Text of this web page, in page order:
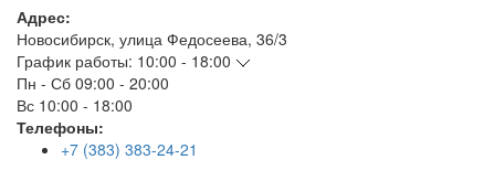
Адрес:
Новосибирск, улица Федосеева, 36/3
График работы: 10:00 - 18:00
Пн - Сб 09:00 - 20:00
Вс 10:00 - 18:00
Телефоны:
+7 (383) 383-24-21